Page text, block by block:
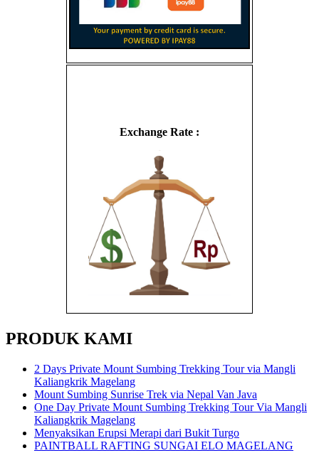
Exchange Rate :
PRODUK KAMI
2 Days Private Mount Sumbing Trekking Tour via Mangli
Kaliangkrik Magelang
Mount Sumbing Sunrise Trek via Nepal Van Java
One Day Private Mount Sumbing Trekking Tour Via Mangli
Kaliangkrik Magelang
Menyaksikan Erupsi Merapi dari Bukit Turgo
PAINTBALL RAFTING SUNGAI ELO MAGELANG